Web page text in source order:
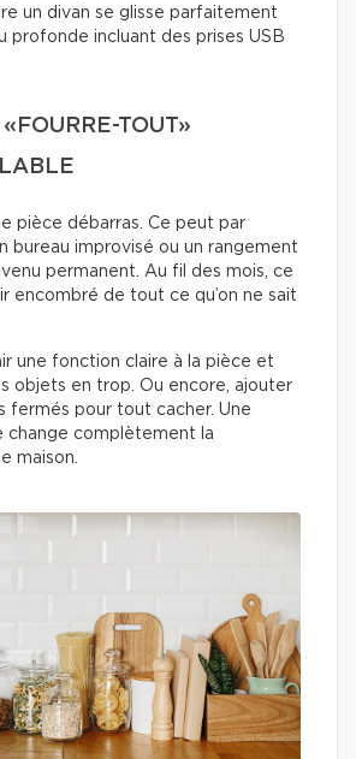
un divan se glisse parfaitement
profonde incluant des prises USB
TOUT»
pièce débarras. Ce peut par
bureau improvisé ou un rangement
permanent. Au fil des mois, ce
encombré de tout ce qu’on ne sait
une fonction claire à la pièce et
objets en trop. Ou encore, ajouter
fermés pour tout cacher. Une
change complètement la
maison.